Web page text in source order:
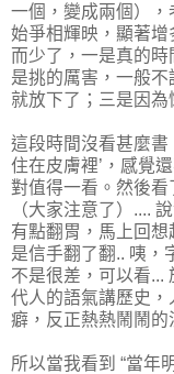
一個，變成兩個）
始爭相輝映，顯著
而少了，一是真的
是挑的厲害，一般不
就放下了；三是因為
這段時間沒看甚麼書
住在皮膚裡’，感覺
對值得一看。然後看
（大家注意了）....
有點翻胃，馬上回
是信手翻了翻.. 咦，
不是很差，可以看...
代人的語氣講歷史
癖，反正熱熱鬧鬧的
所以當我看到 “當年